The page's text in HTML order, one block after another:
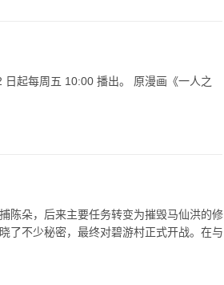
起每周五 10:00 播出。 原漫画《一人之
陈朵，后来主要任务转变为摧毁马仙洪的修
了不少秘密，最终对碧游村正式开战。在与